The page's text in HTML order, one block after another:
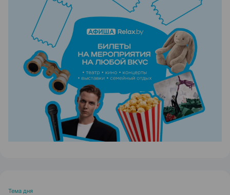
ЭФФЕКТИВНАЯ РЕКЛАМА НА САЙТЕ
Тема дня